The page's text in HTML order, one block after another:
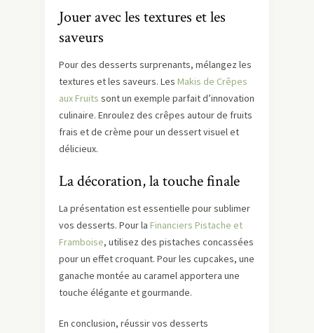
Jouer avec les textures et les
saveurs
Pour des desserts surprenants, mélangez les
textures et les saveurs. Les Makis de Crêpes
aux Fruits sont un exemple parfait d’innovation
culinaire. Enroulez des crêpes autour de fruits
frais et de crème pour un dessert visuel et
délicieux.
La décoration, la touche finale
La présentation est essentielle pour sublimer
vos desserts. Pour la Financiers Pistache et
Framboise, utilisez des pistaches concassées
pour un effet croquant. Pour les cupcakes, une
ganache montée au caramel apportera une
touche élégante et gourmande.
En conclusion, réussir vos desserts